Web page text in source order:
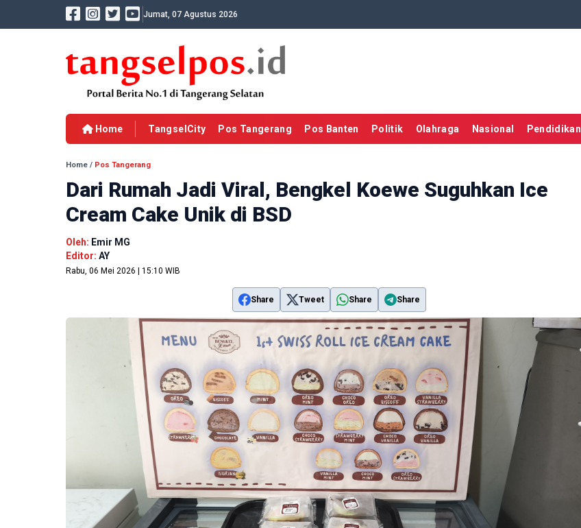
Jumat, 07 Agustus 2026
Home TangselCity Pos Tangerang Pos Banten Politik Olahraga Nasional Pendidikan
Home / Pos Tangerang
Dari Rumah Jadi Viral, Bengkel Koewe Suguhkan Ice
Cream Cake Unik di BSD
Oleh: Emir MG
Editor: AY
Rabu, 06 Mei 2026 | 15:10 WIB
Share Tweet Share Share